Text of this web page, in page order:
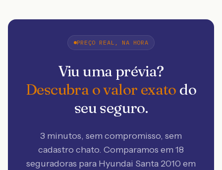
PREÇO REAL, NA HORA
Viu uma prévia?
Descubra o valor exato do
seu seguro.
3 minutos, sem compromisso, sem
cadastro chato. Comparamos em 18
seguradoras para Hyundai Santa 2010 em